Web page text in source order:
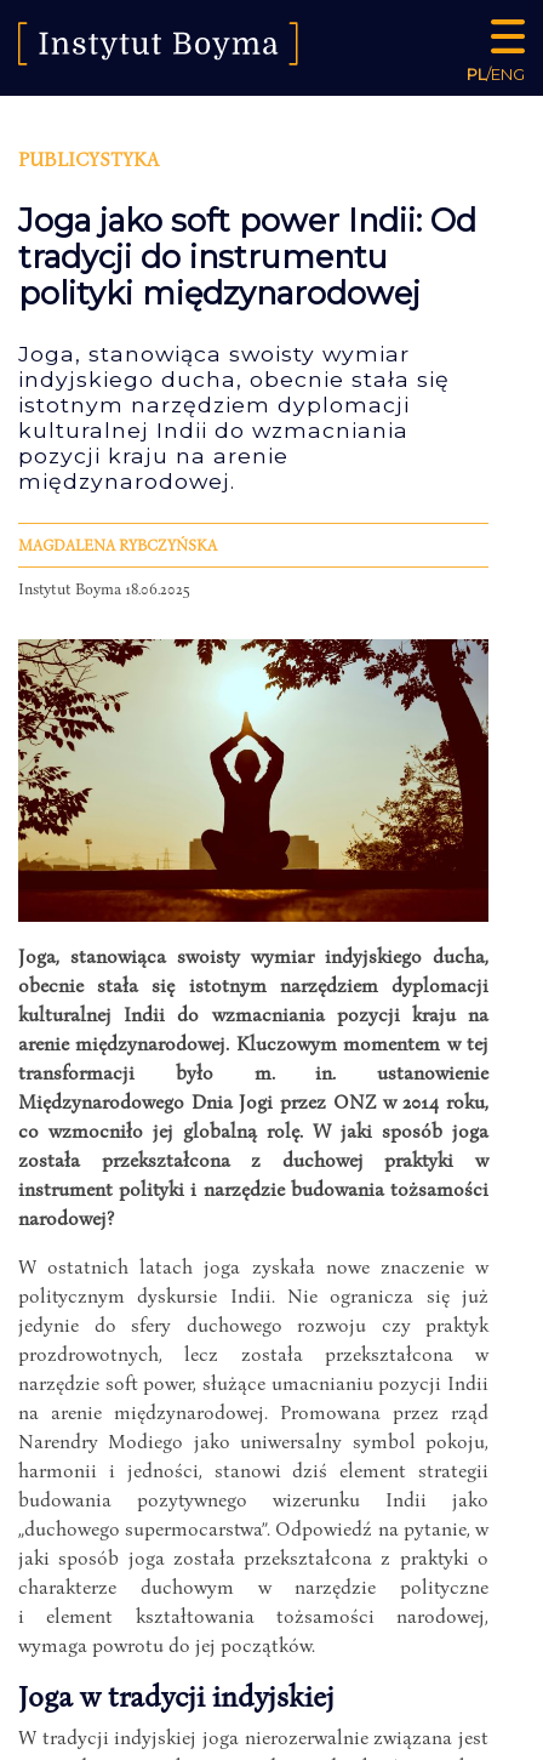
PL/ENG
PUBLICYSTYKA
Joga jako soft power Indii: Od
tradycji do instrumentu
polityki międzynarodowej
Joga, stanowiąca swoisty wymiar
indyjskiego ducha, obecnie stała się
istotnym narzędziem dyplomacji
kulturalnej Indii do wzmacniania
pozycji kraju na arenie
międzynarodowej.
MAGDALENA RYBCZYŃSKA
Instytut Boyma 18.06.2025
Joga, stanowiąca swoisty wymiar indyjskiego ducha,
obecnie stała się istotnym narzędziem dyplomacji
kulturalnej Indii do wzmacniania pozycji kraju na
arenie międzynarodowej. Kluczowym momentem w tej
transformacji było m. in. ustanowienie
Międzynarodowego Dnia Jogi przez ONZ w 2014 roku,
co wzmocniło jej globalną rolę. W jaki sposób joga
została przekształcona z duchowej praktyki w
instrument polityki i narzędzie budowania tożsamości
narodowej?
W ostatnich latach joga zyskała nowe znaczenie w
politycznym dyskursie Indii. Nie ogranicza się już
jedynie do sfery duchowego rozwoju czy praktyk
prozdrowotnych, lecz została przekształcona w
narzędzie soft power, służące umacnianiu pozycji Indii
na arenie międzynarodowej. Promowana przez rząd
Narendry Modiego jako uniwersalny symbol pokoju,
harmonii i jedności, stanowi dziś element strategii
budowania pozytywnego wizerunku Indii jako
„duchowego supermocarstwa”. Odpowiedź na pytanie, w
jaki sposób joga została przekształcona z praktyki o
charakterze duchowym w narzędzie polityczne
i element kształtowania tożsamości narodowej,
wymaga powrotu do jej początków.
Joga w tradycji indyjskiej
W tradycji indyjskiej joga nierozerwalnie związana jest